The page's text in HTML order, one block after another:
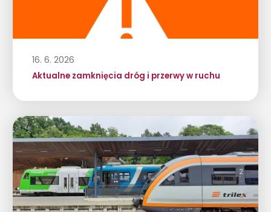
16. 6. 2026
Aktualne zamknięcia dróg i przerwy w ruchu